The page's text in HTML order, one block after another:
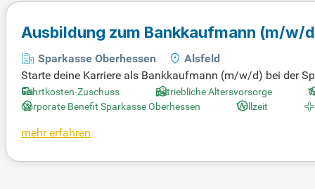
Ausbildung zum Bankkaufmann (m/w/
Sparkasse Oberhessen
Alsfeld
Starte deine Karriere als Bankkaufmann (m/w/d) bei der
in einem digitalen Umfeld und entwickelst wichtige
n bedarfsorientiert zu beraten und verantwortungsvoll mit
m deinen Kunden einen erstklassigen Service zu bieten.
Fahrtkosten-Zuschuss Betriebliche Altersvorsorge
Corporate Benefit Sparkasse Oberhessen
Vollzeit
mehr erfahren